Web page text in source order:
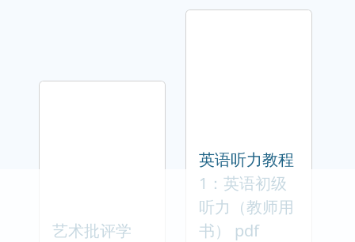
艺术批评学
英语听力教程
1：英语初级
听力（教师用
书） pdf